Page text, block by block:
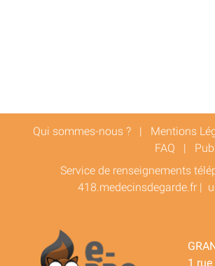
Qui sommes-nous ? | Mentions
FAQ |
Service de renseignements
418.medecinsdegarde.fr |
1